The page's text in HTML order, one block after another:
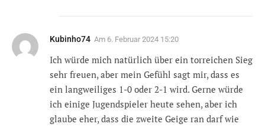
Kubinho74 Am 6. Februar 2024 15:20
Ich würde mich natürlich über ein torreichen Sieg
sehr freuen, aber mein Gefühl sagt mir, dass es
ein langweiliges 1-0 oder 2-1 wird. Gerne würde
ich einige Jugendspieler heute sehen, aber ich
glaube eher, dass die zweite Geige ran darf wie